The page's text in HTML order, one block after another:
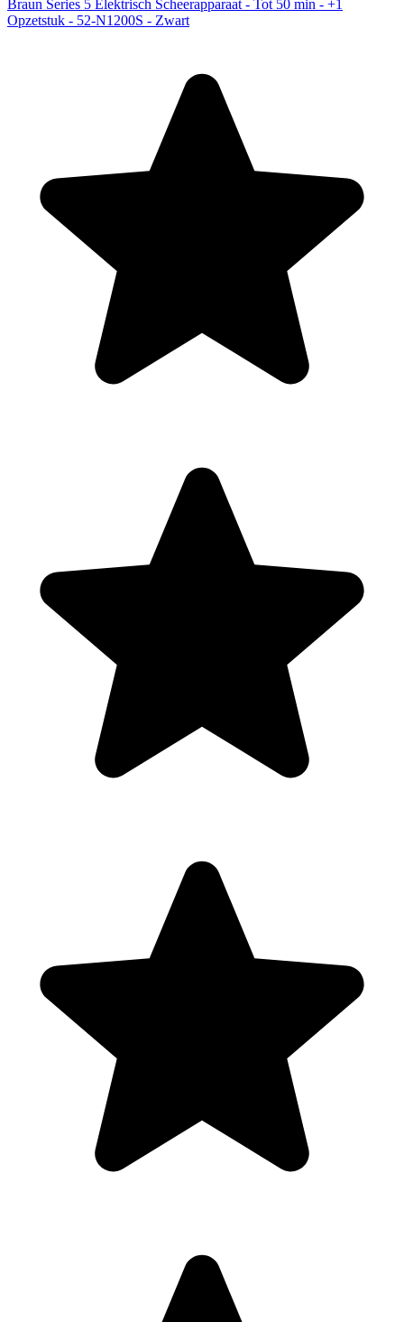
Braun Series 5 Elektrisch Scheerapparaat - Tot 50 min - +1
Opzetstuk - 52-N1200S - Zwart